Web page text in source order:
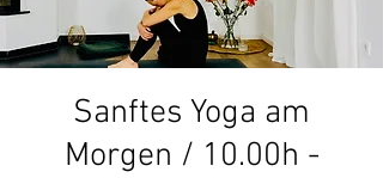
Sanftes Yoga am
Morgen / 10.00h -